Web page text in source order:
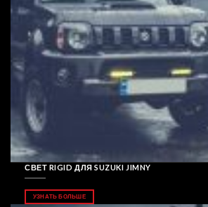
СВЕТ RIGID ДЛЯ SUZUKI JIMNY
УЗНАТЬ БОЛЬШЕ